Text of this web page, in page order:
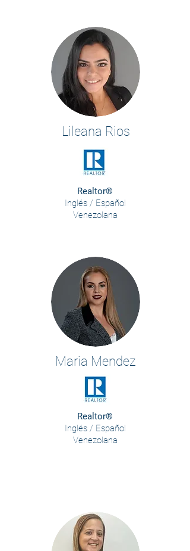
Lileana Rios
Realtor®
Inglés / Español
Venezolana
Maria Mendez
Realtor®
Inglés / Español
Venezolana